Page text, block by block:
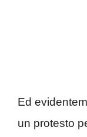
Ed
un protesto